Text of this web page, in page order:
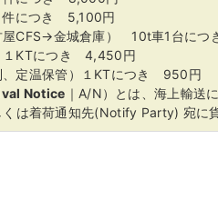
につき 5,100円
屋CFS→金城倉庫） 10t車1台に
KTにつき 4,450円
定温保管）１KTにつき 950円
Notice ｜A/N）とは、海上輸送
は着荷通知先(Notify Party) 宛に